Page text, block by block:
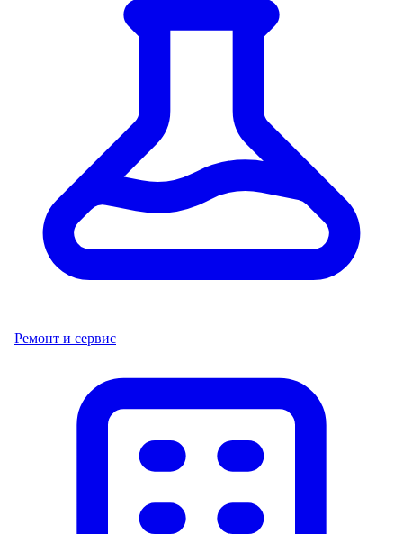
Ремонт и сервис